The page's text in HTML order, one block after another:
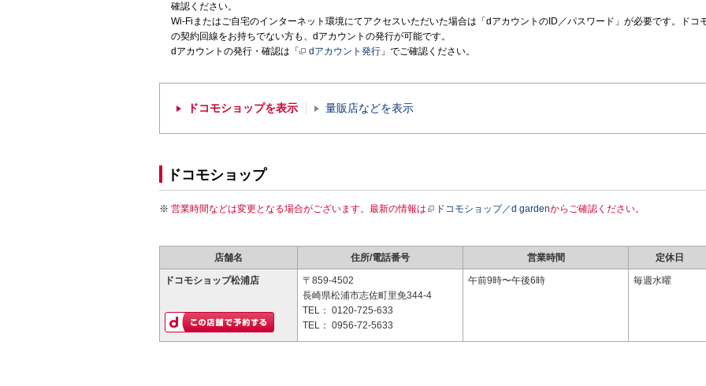
確認ください。
Wi-Fiまたはご自宅のインターネット環境にてアクセスいただいた場合は「dアカウントのID／パスワード」が必要です。ドコ
の契約回線をお持ちでない方も、dアカウントの発行が可能です。
dアカウントの発行・確認は「
dアカウント発行 」でご確認ください。
ドコモショップを表示 量販店などを表示
ドコモショップ
営業時間などは変更となる場合がございます。最新の情報は ドコモショップ／d gardenからご確認ください。
店舗名 住所/電話番号 営業時間 定休日
ドコモショップ松浦店
〒859-4502
長崎県松浦市志佐町里免344-4
TEL： 0120-725-633
TEL： 0956-72-5633
午前9時〜午後6時 毎週水曜